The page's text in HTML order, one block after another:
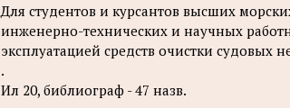
Для студентов и курсантов высших
инженерно-технических и научных
эксплуатацией средств очистки судовых
.
Ил 20, библиограф - 47 назв.